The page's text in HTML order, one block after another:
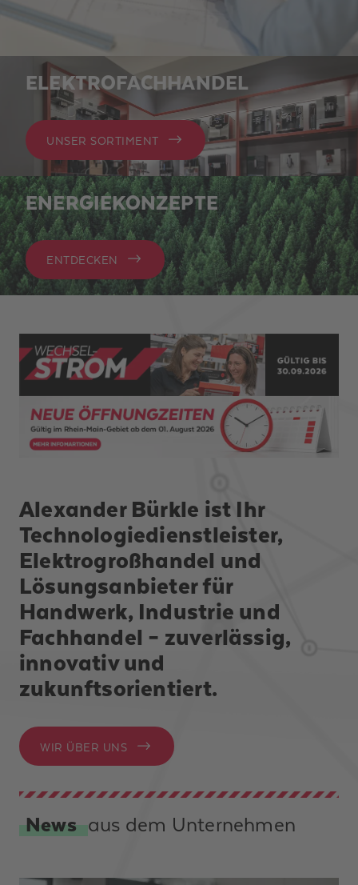
ELEKTROFACHHANDEL
UNSER SORTIMENT
ENERGIEKONZEPTE
ENTDECKEN
Alexander Bürkle ist Ihr
Technologiedienstleister,
Elektrogroßhandel und
Lösungsanbieter für
Handwerk, Industrie und
Fachhandel – zuverlässig,
innovativ und
zukunftsorientiert.
WIR ÜBER UNS
News aus dem Unternehmen